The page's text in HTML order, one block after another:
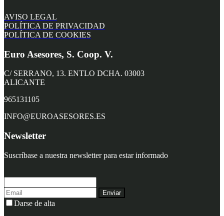
AVISO LEGAL
POLÍTICA DE PRIVACIDAD
POLÍTICA DE COOKIES
Euro Asesores, S. Coop. V.
C/ SERRANO, 13. ENTLO DCHA. 03003
ALICANTE
965131105
INFO@EUROASESORES.ES
Newsletter
Suscríbase a nuestra newsletter para estar informado
Enviar
Darse de alta